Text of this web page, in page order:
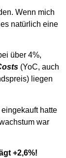
Wenn mich
natürlich eine
über 4%,
(YoC, auch
liegen
hatte
war
+2,6%!